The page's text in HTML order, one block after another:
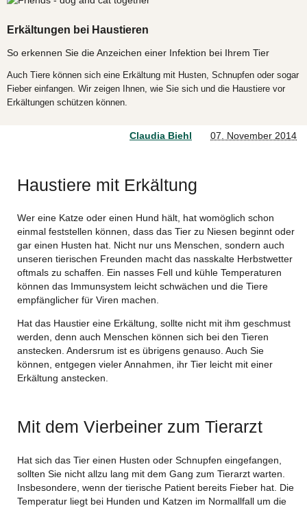
Erkältungen bei Haustieren
So erkennen Sie die Anzeichen einer Infektion bei Ihrem Tier
Auch Tiere können sich eine Erkältung mit Husten, Schnupfen oder sogar
Fieber einfangen. Wir zeigen Ihnen, wie Sie sich und die Haustiere vor
Erkältungen schützen können.
Claudia Biehl 07. November 2014
Haustiere mit Erkältung
Wer eine Katze oder einen Hund hält, hat womöglich schon
einmal feststellen können, dass das Tier zu Niesen beginnt oder
gar einen Husten hat. Nicht nur uns Menschen, sondern auch
unseren tierischen Freunden macht das nasskalte Herbstwetter
oftmals zu schaffen. Ein nasses Fell und kühle Temperaturen
können das Immunsystem leicht schwächen und die Tiere
empfänglicher für Viren machen.
Hat das Haustier eine Erkältung, sollte nicht mit ihm geschmust
werden, denn auch Menschen können sich bei den Tieren
anstecken. Andersrum ist es übrigens genauso. Auch Sie
können, entgegen vieler Annahmen, ihr Tier leicht mit einer
Erkältung anstecken.
Mit dem Vierbeiner zum Tierarzt
Hat sich das Tier einen Husten oder Schnupfen eingefangen,
sollten Sie nicht allzu lang mit dem Gang zum Tierarzt warten.
Insbesondere, wenn der tierische Patient bereits Fieber hat. Die
Temperatur liegt bei Hunden und Katzen im Normallfall um die